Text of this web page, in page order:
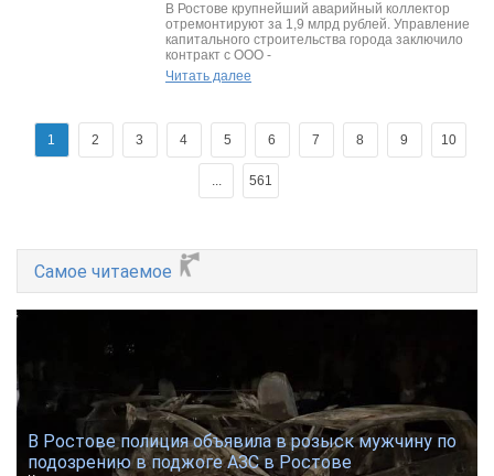
В Ростове крупнейший аварийный коллектор
отремонтируют за 1,9 млрд рублей. Управление
капитального строительства города заключило
контракт с ООО -
Читать далее
1 2 3 4 5 6 7 8 9 10
... 561
Самое читаемое
В Ростове полиция объявила в розыск мужчину по
подозрению в поджоге АЗС в Ростове